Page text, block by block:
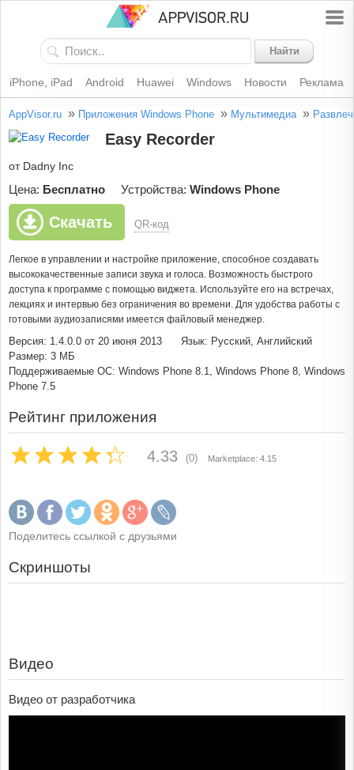
Найти
iPhone, iPad Android Huawei Windows Новости Реклама
AppVisor.ru » Приложения Windows Phone » Мультимедиа »
Easy Recorder
от Dadny Inc
Цена: Бесплатно Устройства: Windows Phone
Скачать QR-код
Легкое в управлении и настройке приложение, способное создавать
высококачественные записи звука и голоса. Возможность быстрого
доступа к программе с помощью виджета. Используйте его на встречах,
лекциях и интервью без ограничения во времени. Для удобства работы с
готовыми аудиозаписями имеется файловый менеджер.
Версия: 1.4.0.0 от 20 июня 2013
Язык: Русский, Английский
Размер: 3 МБ
Поддерживаемые ОС: Windows Phone 8.1, Windows Phone 8, Windows
Phone 7.5
Рейтинг приложения
4.33 (0) Marketplace: 4.15
Поделитесь ссылкой с друзьями
Скриншоты
Видео
Видео от разработчика